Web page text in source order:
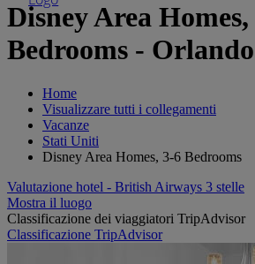
Disney Area Homes,
Bedrooms - Orlando
Home
Visualizzare tutti i collegamenti
Vacanze
Stati Uniti
Disney Area Homes, 3-6 Bedrooms
Valutazione hotel - British Airways 3 stelle
Mostra il luogo
Classificazione dei viaggiatori TripAdvisor
Classificazione TripAdvisor